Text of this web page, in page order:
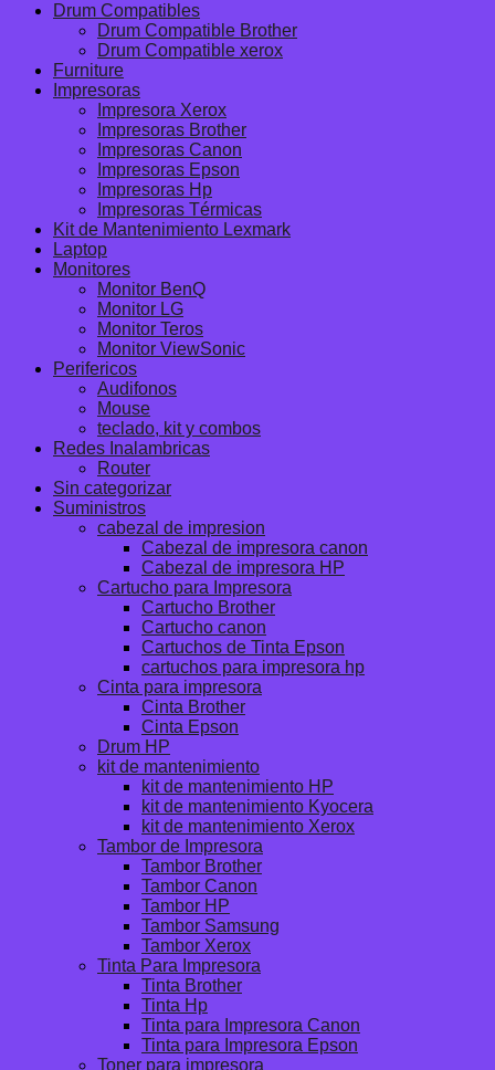
Drum Compatibles
Drum Compatible Brother
Drum Compatible xerox
Furniture
Impresoras
Impresora Xerox
Impresoras Brother
Impresoras Canon
Impresoras Epson
Impresoras Hp
Impresoras Térmicas
Kit de Mantenimiento Lexmark
Laptop
Monitores
Monitor BenQ
Monitor LG
Monitor Teros
Monitor ViewSonic
Perifericos
Audifonos
Mouse
teclado, kit y combos
Redes Inalambricas
Router
Sin categorizar
Suministros
cabezal de impresion
Cabezal de impresora canon
Cabezal de impresora HP
Cartucho para Impresora
Cartucho Brother
Cartucho canon
Cartuchos de Tinta Epson
cartuchos para impresora hp
Cinta para impresora
Cinta Brother
Cinta Epson
Drum HP
kit de mantenimiento
kit de mantenimiento HP
kit de mantenimiento Kyocera
kit de mantenimiento Xerox
Tambor de Impresora
Tambor Brother
Tambor Canon
Tambor HP
Tambor Samsung
Tambor Xerox
Tinta Para Impresora
Tinta Brother
Tinta Hp
Tinta para Impresora Canon
Tinta para Impresora Epson
Toner para impresora